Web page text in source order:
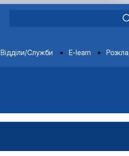
Відділи/Служби E-learn